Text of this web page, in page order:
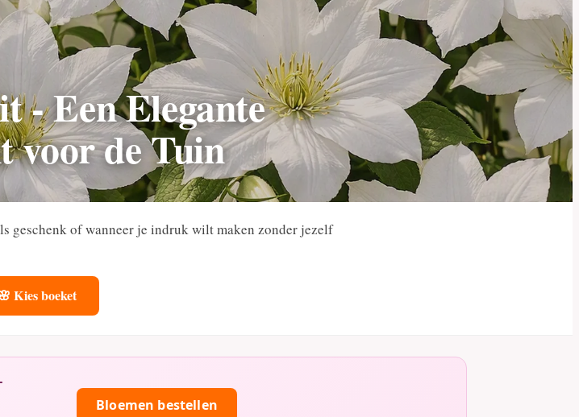
- Een Elegante
voor de Tuin
geschenk of wanneer je indruk wilt maken zonder jezelf
Kies boeket
Bloemen bestellen